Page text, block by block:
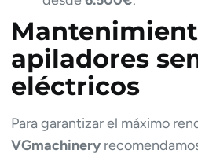
apiladores
eléctricos
Para garantizar el máximo
VGmachinery